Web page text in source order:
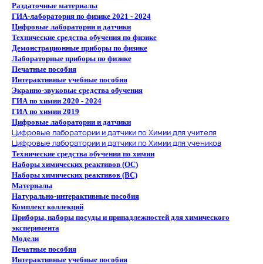
Раздаточные материалы
ГИА-лаборатория по физике 2021 - 2024
Цифровые лаборатории и датчики
Технические средства обучения по физике
Демонстрационные приборы по физике
Лабораторные приборы по физике
Печатные пособия
Интерактивные учебные пособия
Экранно-звуковые средства обучения
ГИА по химии 2020 - 2024
ГИА по химии 2019
Цифровые лаборатории и датчики
Цифровые лаборатории и датчики по Химии для учителя
Цифровые лаборатории и датчики по Химии для учеников
Технические средства обучения по химии
Наборы химических реактивов (ОС)
Наборы химических реактивов (ВС)
Материалы
Натурально-интерактивные пособия
Комплект коллекций
Приборы, наборы посуды и принадлежностей для химического
эксперимента
Модели
Печатные пособия
Интерактивные учебные пособия